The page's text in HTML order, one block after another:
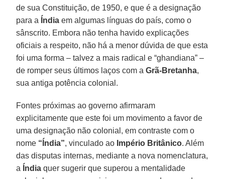
de sua Constituição, de 1950, e que é a designação
para a Índia em algumas línguas do país, como o
sânscrito. Embora não tenha havido explicações
oficiais a respeito, não há a menor dúvida de que esta
foi uma forma – talvez a mais radical e “ghandiana” –
de romper seus últimos laços com aGrã-Bretanha,
sua antiga potência colonial.
Fontes próximas ao governo afirmaram
explicitamente que este foi um movimento a favor de
uma designação não colonial, em contraste com o
nome “Índia”, vinculado ao Império Britânico. Além
das disputas internas, mediante a nova nomenclatura,
a Índia quer sugerir que superou a mentalidade